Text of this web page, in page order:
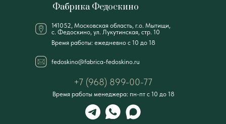
141052, Московская область, г.о. Мытищи,
с. Федоскино, ул. Лукутинская, стр. 10
Фабрика Федоскино
+7 (968) 899-00-77
Время работы: ежедневно с 10 до 18
Время работы менеджера: пн-пт с 10 до 18
fedoskino@fabrica-fedoskino.ru